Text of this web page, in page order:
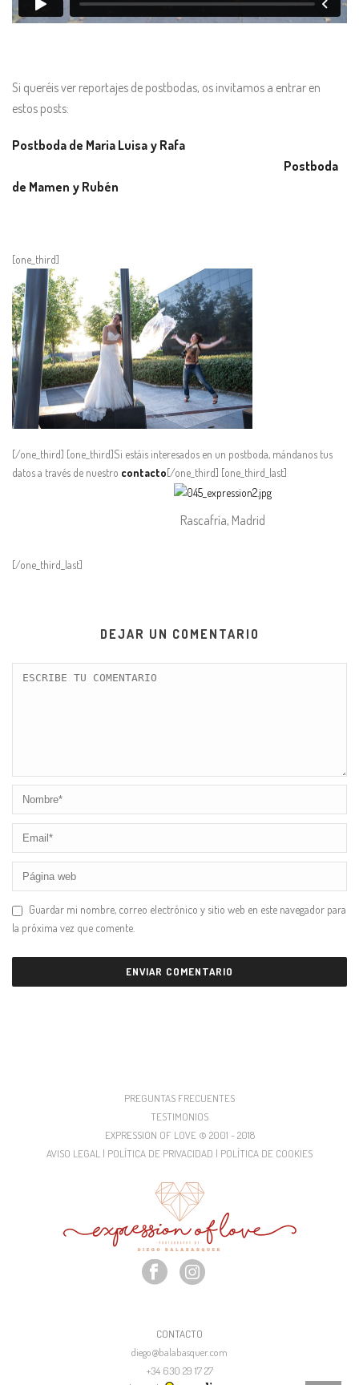
Si queréis ver reportajes de postbodas, os invitamos a entrar en
estos posts:
Postboda de Maria Luisa y Rafa
Postboda
de Mamen y Rubén
[one_third]
[/one_third] [one_third]Si estáis interesados en un postboda, mándanos tus
datos a través de nuestro contacto[/one_third] [one_third_last]
Rascafría, Madrid
[/one_third_last]
DEJAR UN COMENTARIO
Guardar mi nombre, correo electrónico y sitio web en este navegador para
la próxima vez que comente.
PREGUNTAS FRECUENTES
TESTIMONIOS
EXPRESSION OF LOVE © 2001 - 2018
AVISO LEGAL | POLÍTICA DE PRIVACIDAD | POLÍTICA DE COOKIES
CONTACTO
diego@balabasquer.com
+34 630 29 17 27